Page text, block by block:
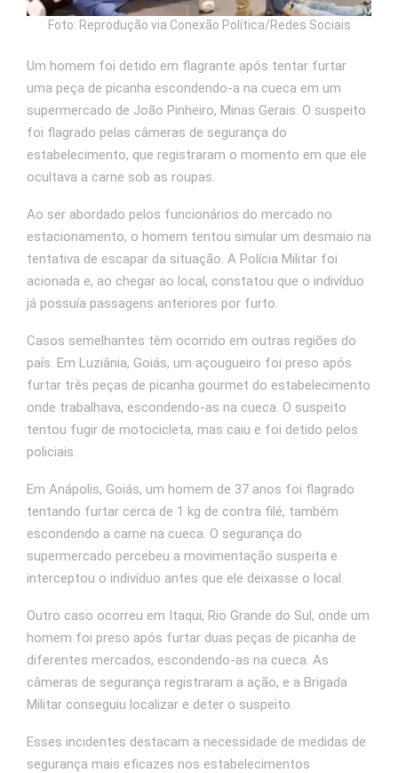
Foto: Reprodução via Conexão Política/Redes Sociais
Um homem foi detido em flagrante após tentar furtar
uma peça de picanha escondendo-a na cueca em um
supermercado de João Pinheiro, Minas Gerais. O suspeito
foi flagrado pelas câmeras de segurança do
estabelecimento, que registraram o momento em que ele
ocultava a carne sob as roupas.​
Ao ser abordado pelos funcionários do mercado no
estacionamento, o homem tentou simular um desmaio na
tentativa de escapar da situação. A Polícia Militar foi
acionada e, ao chegar ao local, constatou que o indivíduo
já possuía passagens anteriores por furto. ​
Casos semelhantes têm ocorrido em outras regiões do
país. Em Luziânia, Goiás, um açougueiro foi preso após
furtar três peças de picanha gourmet do estabelecimento
onde trabalhava, escondendo-as na cueca. O suspeito
tentou fugir de motocicleta, mas caiu e foi detido pelos
policiais. ​
Em Anápolis, Goiás, um homem de 37 anos foi flagrado
tentando furtar cerca de 1 kg de contra filé, também
escondendo a carne na cueca. O segurança do
supermercado percebeu a movimentação suspeita e
interceptou o indivíduo antes que ele deixasse o local. ​
Outro caso ocorreu em Itaqui, Rio Grande do Sul, onde um
homem foi preso após furtar duas peças de picanha de
diferentes mercados, escondendo-as na cueca. As
câmeras de segurança registraram a ação, e a Brigada
Militar conseguiu localizar e deter o suspeito.
Esses incidentes destacam a necessidade de medidas de
segurança mais eficazes nos estabelecimentos